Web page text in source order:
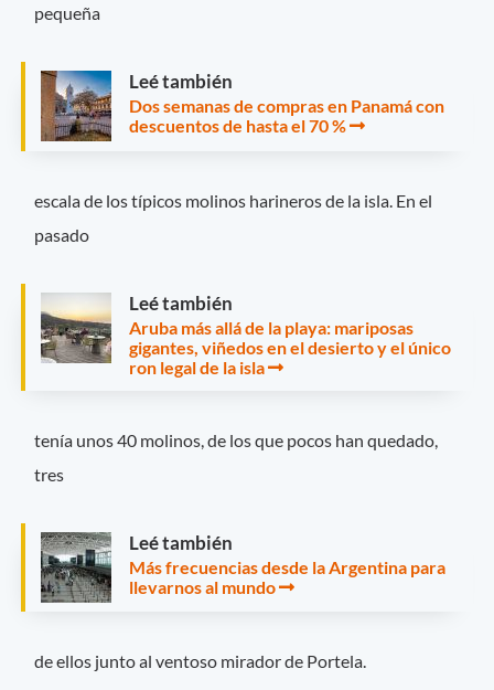
pequeña
Leé también
Dos semanas de compras en Panamá con
descuentos de hasta el 70 %
escala de los típicos molinos harineros de la isla. En el
pasado
Leé también
Aruba más allá de la playa: mariposas
gigantes, viñedos en el desierto y el único
ron legal de la isla
tenía unos 40 molinos, de los que pocos han quedado,
tres
Leé también
Más frecuencias desde la Argentina para
llevarnos al mundo
de ellos junto al ventoso mirador de Portela.